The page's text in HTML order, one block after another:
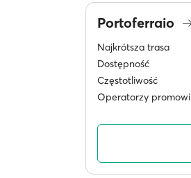
Portoferraio
Najkrótsza trasa
Dostępność
Częstotliwość
Operatorzy promowi